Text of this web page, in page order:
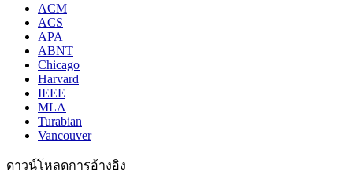
ACM
ACS
APA
ABNT
Chicago
Harvard
IEEE
MLA
Turabian
Vancouver
ดาวน์โหลดการอ้างอิง